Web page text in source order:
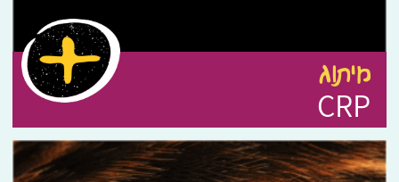
מיתוג
CRP